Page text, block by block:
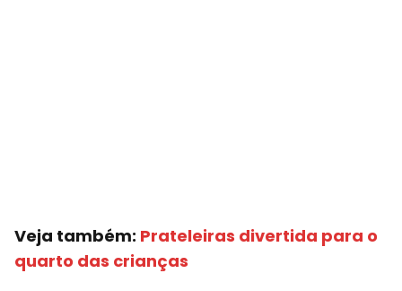
Veja também: Prateleiras divertida para o
quarto das crianças